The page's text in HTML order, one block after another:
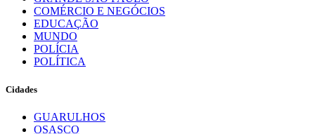
COMÉRCIO E NEGÓCIOS
EDUCAÇÃO
MUNDO
POLÍCIA
POLÍTICA
Cidades
GUARULHOS
OSASCO